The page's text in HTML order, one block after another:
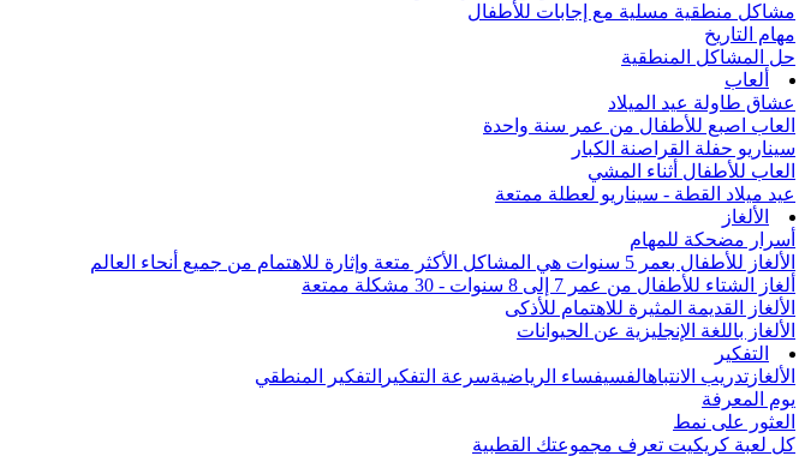
مشاكل منطقية مسلية مع إجابات للأطفال
مهام التاريخ
حل المشاكل المنطقية
ألعاب
عشاق طاولة عيد الميلاد
العاب اصبع للأطفال من عمر سنة واحدة
سيناريو حفلة القراصنة الكبار
العاب للأطفال أثناء المشي
عيد ميلاد القطة - سيناريو لعطلة ممتعة
الألغاز
أسرار مضحكة للمهام
الألغاز للأطفال بعمر 5 سنوات هي المشاكل الأكثر متعة وإثارة للاهتمام من جميع أنحاء العالم
ألغاز الشتاء للأطفال من عمر 7 إلى 8 سنوات - 30 مشكلة ممتعة
الألغاز القديمة المثيرة للاهتمام للأذكى
الألغاز باللغة الإنجليزية عن الحيوانات
التفكير
الألغاز تدريب الانتباهالفسيفساء الرياضيةسرعة التفكير التفكير المنطقي
يوم المعرفة
العثور على نمط
كل لعبة كريكيت تعرف مجموعتك القطبية